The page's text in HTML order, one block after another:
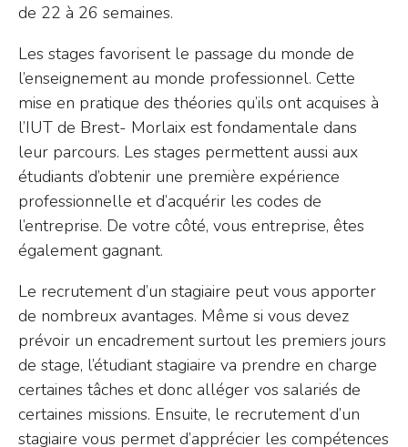
de 22 à 26 semaines.
Les stages favorisent le passage du monde de
l’enseignement au monde professionnel. Cette
mise en pratique des théories qu’ils ont acquises à
l’IUT de Brest- Morlaix est fondamentale dans
leur parcours. Les stages permettent aussi aux
étudiants d’obtenir une première expérience
professionnelle et d’acquérir les codes de
l’entreprise. De votre côté, vous entreprise, êtes
également gagnant.
Le recrutement d’un stagiaire peut vous apporter
de nombreux avantages. Même si vous devez
prévoir un encadrement surtout les premiers jours
de stage, l’étudiant stagiaire va prendre en charge
certaines tâches et donc alléger vos salariés de
certaines missions. Ensuite, le recrutement d’un
stagiaire vous permet d’apprécier les compétences